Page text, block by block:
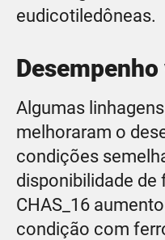
eudicotiledôneas.
Algumas
melhoraram o
condições
disponibilidade de
CHAS_16
condição com